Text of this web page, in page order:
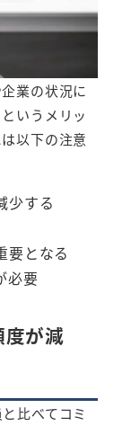
業の状況に
いうメリッ
以下の注意
少する
要となる
必要
が減
比べてコミ